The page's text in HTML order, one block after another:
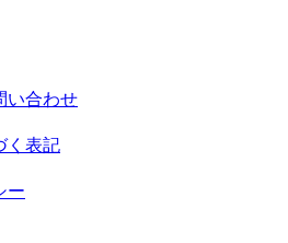
い合わせ
く表記
ー